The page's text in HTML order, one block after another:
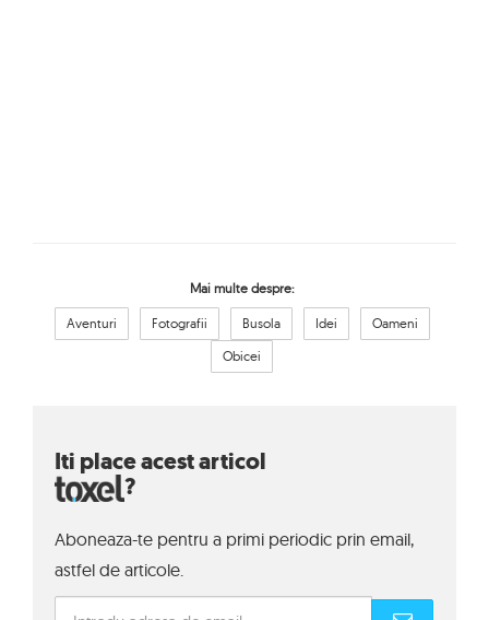
Mai multe despre:
Aventuri Fotografii Busola Idei
Oameni
Obicei
Iti place acest articol
?
Aboneaza-te pentru a primi periodic prin email,
astfel de articole.